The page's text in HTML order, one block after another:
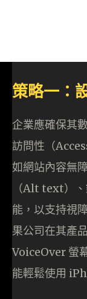
策略一：
企業應確保其
訪問性（
如網站內容無
（Alt text）
能，以支持視
果公司在其產
VoiceOver 螢
能輕鬆使用